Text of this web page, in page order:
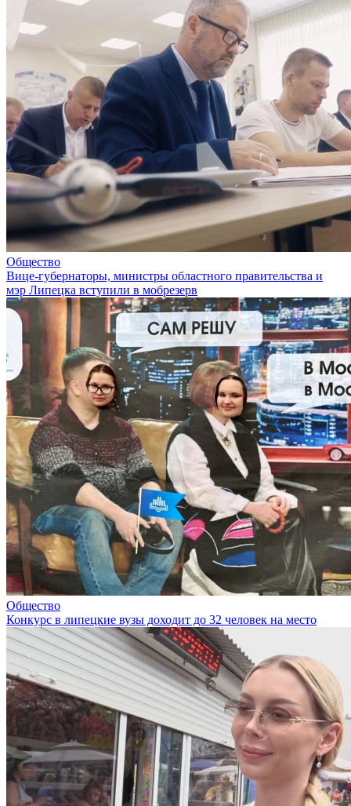
Общество
Вице-губернаторы, министры областного правительства и
мэр Липецка вступили в мобрезерв
Общество
Конкурс в липецкие вузы доходит до 32 человек на место